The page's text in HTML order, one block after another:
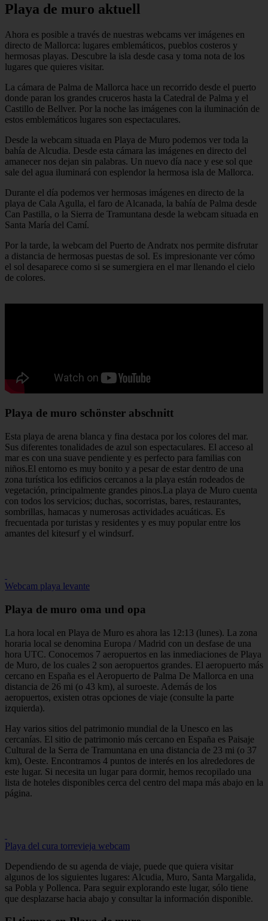
Playa de muro aktuell
Ahora es posible a través de nuestras webcams ver imágenes en
directo de Mallorca: lugares emblemáticos, pueblos costeros y
hermosas playas. Descubre la isla desde casa y toma nota de los
lugares que quieres visitar.
La cámara de Palma de Mallorca hace un recorrido desde el puerto
donde paran los grandes cruceros hasta la Catedral de Palma y el
Castillo de Bellver. Por la noche las imágenes con la iluminación de
estos emblemáticos lugares son espectaculares.
Desde la webcam situada en Playa de Muro podemos ver toda la
bahía de Alcudia. Desde esta cámara las imágenes en directo del
amanecer nos dejan sin palabras. Un nuevo día nace y ese sol que
sale del agua iluminará con esplendor la hermosa isla de Mallorca.
Durante el día podemos ver hermosas imágenes en directo de la
playa de Cala Agulla, el faro de Alcanada, la bahía de Palma desde
Can Pastilla, o la Sierra de Tramuntana desde la webcam situada en
Santa María del Camí.
Por la tarde, la webcam del Puerto de Andratx nos permite disfrutar
a distancia de hermosas puestas de sol. Es impresionante ver cómo
el sol desaparece como si se sumergiera en el mar llenando el cielo
de colores.
Playa de muro schönster abschnitt
Esta playa de arena blanca y fina destaca por los colores del mar.
Sus diferentes tonalidades de azul son espectaculares. El acceso al
mar es con una suave pendiente y es perfecto para familias con
niños.El entorno es muy bonito y a pesar de estar dentro de una
zona turística los edificios cercanos a la playa están rodeados de
vegetación, principalmente grandes pinos.La playa de Muro cuenta
con todos los servicios; duchas, socorristas, bares, restaurantes,
sombrillas, hamacas y numerosas actividades acuáticas. Es
frecuentada por turistas y residentes y es muy popular entre los
amantes del kitesurf y el windsurf.
Webcam playa levante
Playa de muro oma und opa
La hora local en Playa de Muro es ahora las 12:13 (lunes). La zona
horaria local se denomina Europa / Madrid con un desfase de una
hora UTC. Conocemos 7 aeropuertos en las inmediaciones de Playa
de Muro, de los cuales 2 son aeropuertos grandes. El aeropuerto más
cercano en España es el Aeropuerto de Palma De Mallorca en una
distancia de 26 mi (o 43 km), al suroeste. Además de los
aeropuertos, existen otras opciones de viaje (consulte la parte
izquierda).
Hay varios sitios del patrimonio mundial de la Unesco en las
cercanías. El sitio de patrimonio más cercano en España es Paisaje
Cultural de la Serra de Tramuntana en una distancia de 23 mi (o 37
km), Oeste. Encontramos 4 puntos de interés en los alrededores de
este lugar. Si necesita un lugar para dormir, hemos recopilado una
lista de hoteles disponibles cerca del centro del mapa más abajo en la
página.
Playa del cura torrevieja webcam
Dependiendo de su agenda de viaje, puede que quiera visitar
algunos de los siguientes lugares: Alcudia, Muro, Santa Margalida,
sa Pobla y Pollenca. Para seguir explorando este lugar, sólo tiene
que desplazarse hacia abajo y consultar la información disponible.